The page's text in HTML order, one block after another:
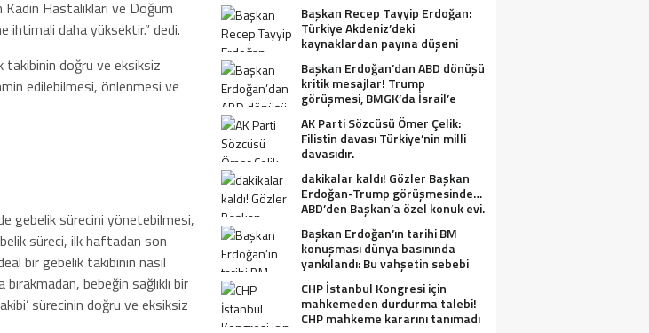
Hastalıkları ve Doğum
ihtimali daha yüksektir.” dedi.
takibinin doğru ve eksiksiz
edilebilmesi, önlenmesi ve
gebelik sürecini yönetebilmesi,
süreci, ilk haftadan son
bir gebelik takibinin nasıl
bebeğin sağlıklı bir
sürecinin doğru ve eksiksiz
Başkan Recep Tayyip Erdoğan:
Türkiye Akdeniz’deki
kaynaklardan payına düşeni
Başkan Erdoğan’dan ABD dönüşü
kritik mesajlar! Trump
görüşmesi, BMGK’da İsrail’e
tepkiler, Gazze ve Filistin
meselesi….
AK Parti Sözcüsü Ömer Çelik:
Filistin davası Türkiye’nin milli
davasıdır.
dakikalar kaldı! Gözler Başkan
Erdoğan-Trump görüşmesinde…
ABD’den Başkan’a özel konuk evi.
Başkan Erdoğan’ın tarihi BM
konuşması dünya basınında
yankılandı: Bu vahşetin sebebi
olabilir mi?
CHP İstanbul Kongresi için
mahkemeden durdurma talebi!
CHP mahkeme kararını tanımadı